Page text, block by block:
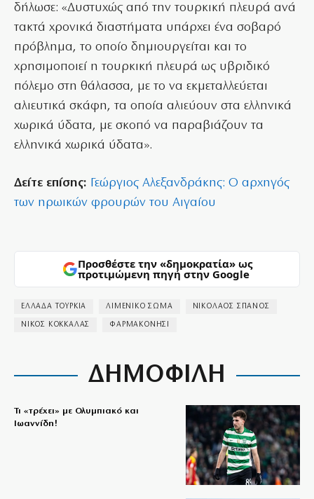
δήλωσε: «Δυστυχώς από την τουρκική πλευρά ανά
τακτά χρονικά διαστήματα υπάρχει ένα σοβαρό
πρόβλημα, το οποίο δημιουργείται και το
χρησιμοποιεί η τουρκική πλευρά ως υβριδικό
πόλεμο στη θάλασσα, με το να εκμεταλλεύεται
αλιευτικά σκάφη, τα οποία αλιεύουν στα ελληνικά
χωρικά ύδατα, με σκοπό να παραβιάζουν τα
ελληνικά χωρικά ύδατα».
Δείτε επίσης: Γεώργιος Αλεξανδράκης: Ο αρχηγός
των ηρωικών φρουρών του Αιγαίου
Προσθέστε την «δημοκρατία» ως
προτιμώμενη πηγή στην Google
ΕΛΛΑΔΑ ΤΟΥΡΚΙΑ ΛΙΜΕΝΙΚΟ ΣΩΜΑ ΝΙΚΟΛΑΟΣ ΣΠΑΝΟΣ
ΝΙΚΟΣ ΚΟΚΚΑΛΑΣ ΦΑΡΜΑΚΟΝΗΣΙ
ΔΗΜΟΦΙΛΗ
Τι «τρέχει» με Ολυμπιακό και
Ιωαννίδη!